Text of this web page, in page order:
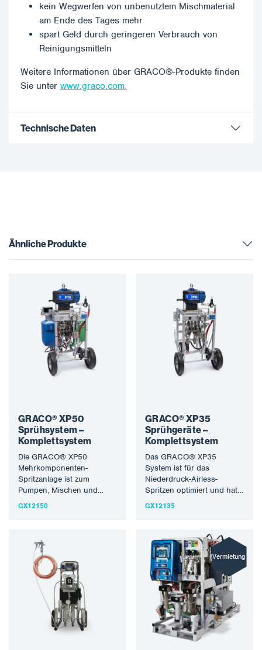
kein Wegwerfen von unbenutztem Mischmaterial
am Ende des Tages mehr
spart Geld durch geringeren Verbrauch von
Reinigungsmitteln
Weitere Informationen über GRACO®-Produkte finden
Sie unter www.graco.com.
Technische Daten
Ähnliche Produkte
GRACO® XP50
Sprühsystem –
Komplettsystem
Die GRACO® XP50
Mehrkomponenten-
Spritzanlage ist zum
Pumpen, Mischen und
Spritzen von hochviskosen,
Design…
GX12150
GRACO® XP35
Sprühgeräte –
Komplettsystem
Das GRACO® XP35
System ist für das
Niederdruck-Airless-
Spritzen optimiert und hat
eine ähnliche
GX12135
Vermietung